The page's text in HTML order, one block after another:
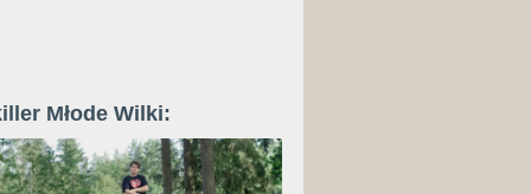
Młode Wilki: